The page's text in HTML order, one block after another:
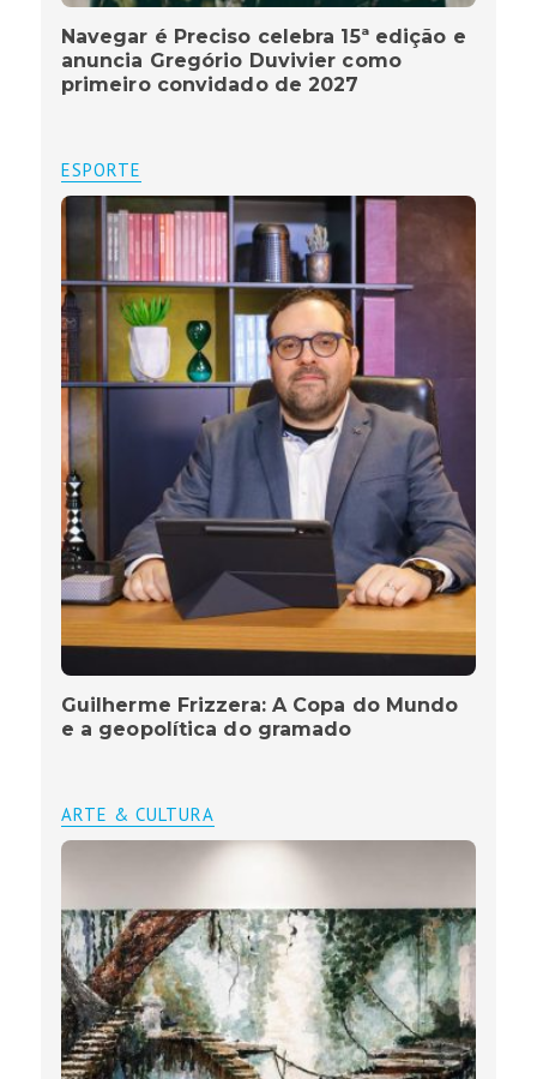
Navegar é Preciso celebra 15ª edição e
anuncia Gregório Duvivier como
primeiro convidado de 2027
ESPORTE
Guilherme Frizzera: A Copa do Mundo
e a geopolítica do gramado
ARTE & CULTURA